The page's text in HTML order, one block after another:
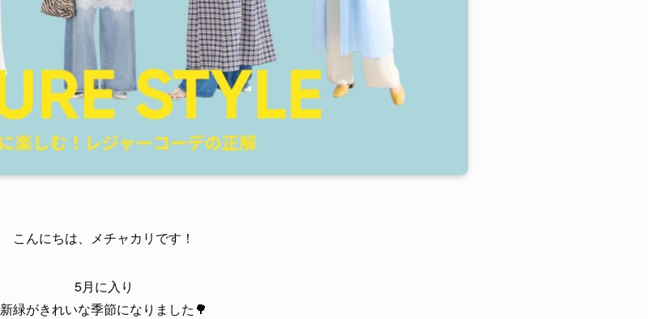
こんにちは、メチャカリです！
5月に入り
新緑がきれいな季節になりました🌳